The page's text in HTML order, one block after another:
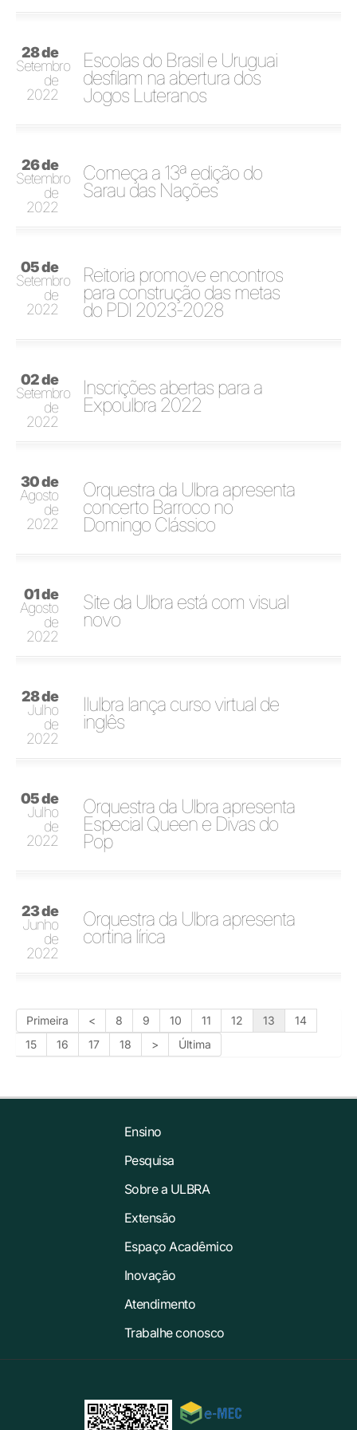
28 de
Setembro
de
2022
Escolas do Brasil e Uruguai
desfilam na abertura dos
Jogos Luteranos
26 de
Setembro
de
2022
Começa a 13ª edição do
Sarau das Nações
05 de
Setembro
de
2022
Reitoria promove encontros
para construção das metas
do PDI 2023-2028
02 de
Setembro
de
2022
Inscrições abertas para a
Expoulbra 2022
30 de
Agosto
de
2022
Orquestra da Ulbra apresenta
concerto Barroco no
Domingo Clássico
01 de
Agosto
de
2022
Site da Ulbra está com visual
novo
28 de
Julho
de
2022
Ilulbra lança curso virtual de
inglês
05 de
Julho
de
2022
Orquestra da Ulbra apresenta
Especial Queen e Divas do
Pop
23 de
Junho
de
2022
Orquestra da Ulbra apresenta
cortina lírica
Primeira < 8 9 10 11 12 13
14
15
16 17 18 > Última
Ensino
Pesquisa
Sobre a ULBRA
Extensão
Espaço Acadêmico
Inovação
Atendimento
Trabalhe conosco